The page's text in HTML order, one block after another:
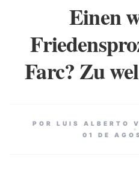
Einen
Farc? Zu
POR LUIS ALBERTO
01 DE